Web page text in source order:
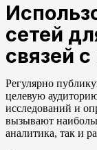
сетей
связей
Регулярно
целевую
исследований и
вызывают
аналитика, так и